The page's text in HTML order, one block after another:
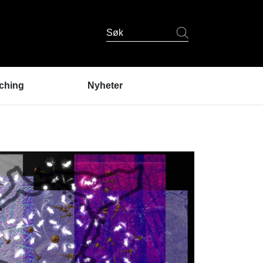
Søk
er coachene?
prøve coaching? /
Nyheter